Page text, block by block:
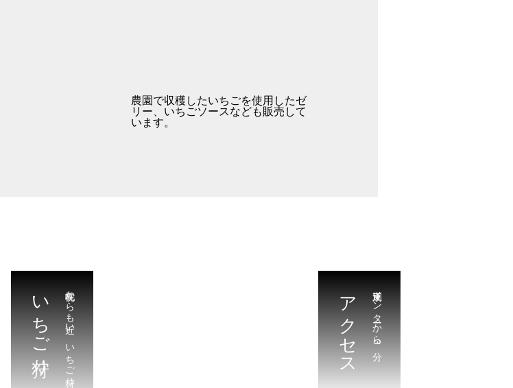
農園で収穫したいちごを使用したゼ
リー、いちごソースなども販売して
います。
札幌からも近い。いちご狩り
いちご狩り 江別東インターから3分
アクセス